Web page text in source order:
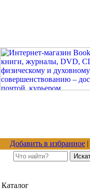
Добавить в избранное |
Каталог